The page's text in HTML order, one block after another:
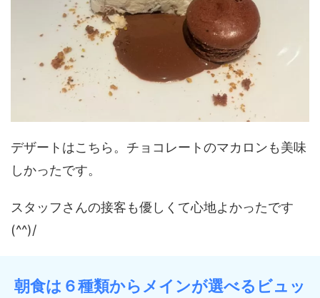
デザートはこちら。チョコレートのマカロンも美味
しかったです。
スタッフさんの接客も優しくて心地よかったです
(^^)/
朝食は６種類からメインが選べるビュッ